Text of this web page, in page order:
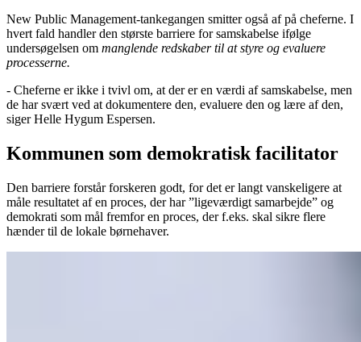
New Public Management-tankegangen smitter også af på cheferne. I
hvert fald handler den største barriere for samskabelse ifølge
undersøgelsen om manglende redskaber til at styre og evaluere
processerne.
- Cheferne er ikke i tvivl om, at der er en værdi af samskabelse, men
de har svært ved at dokumentere den, evaluere den og lære af den,
siger Helle Hygum Espersen.
Kommunen som demokratisk facilitator
Den barriere forstår forskeren godt, for det er langt vanskeligere at
måle resultatet af en proces, der har ”ligeværdigt samarbejde” og
demokrati som mål fremfor en proces, der f.eks. skal sikre flere
hænder til de lokale børnehaver.